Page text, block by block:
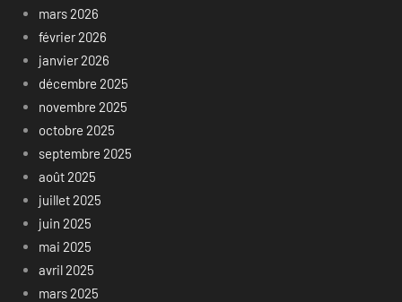
mars 2026
février 2026
janvier 2026
décembre 2025
novembre 2025
octobre 2025
septembre 2025
août 2025
juillet 2025
juin 2025
mai 2025
avril 2025
mars 2025